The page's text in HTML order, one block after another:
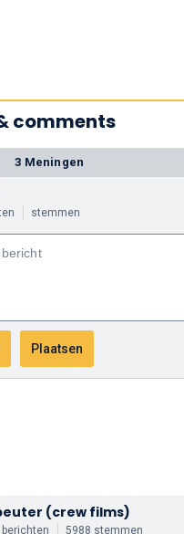
comments
3 Meningen
stemmen
(crew films)
5988 stemmen